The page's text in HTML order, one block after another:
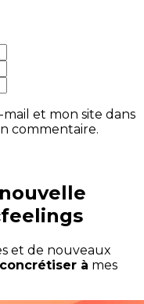
et mon site dans
commentaire.
et de nouveaux
concrétiser à mes